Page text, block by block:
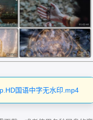
国语中字无水印.mp4